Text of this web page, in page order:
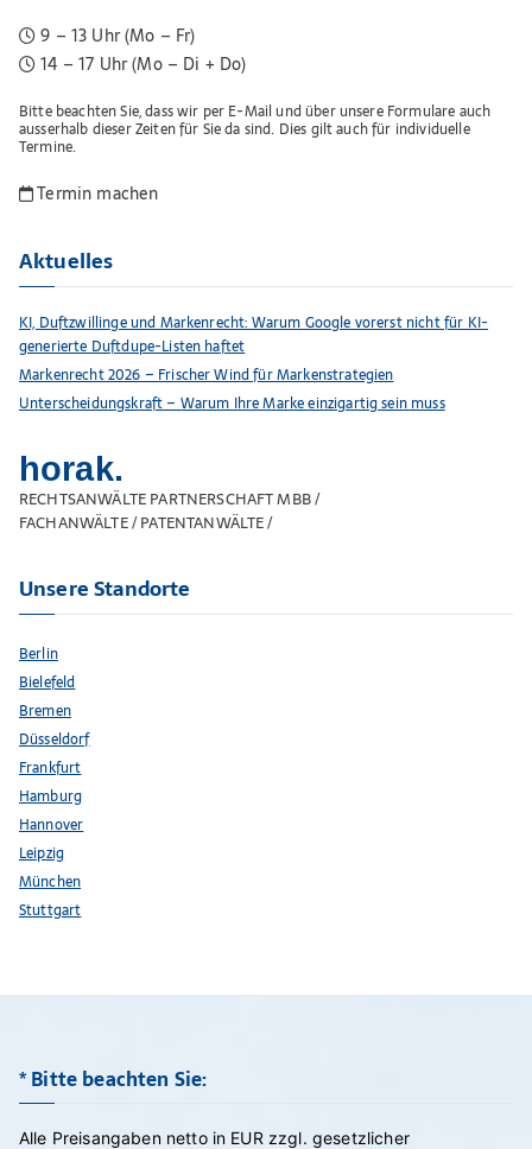
9 – 13 Uhr (Mo – Fr)
14 – 17 Uhr (Mo – Di + Do)
Bitte beachten Sie, dass wir per E-Mail und über unsere Formulare auch
ausserhalb dieser Zeiten für Sie da sind. Dies gilt auch für individuelle
Termine.
Termin machen
Aktuelles
KI, Duftzwillinge und Markenrecht: Warum Google vorerst nicht für KI-
generierte Duftdupe-Listen haftet
Markenrecht 2026 – Frischer Wind für Markenstrategien
Unterscheidungskraft – Warum Ihre Marke einzigartig sein muss
horak.
RECHTSANWÄLTE PARTNERSCHAFT MBB /
FACHANWÄLTE / PATENTANWÄLTE /
Unsere Standorte
Berlin
Bielefeld
Bremen
Düsseldorf
Frankfurt
Hamburg
Hannover
Leipzig
München
Stuttgart
* Bitte beachten Sie:
Alle Preisangaben netto in EUR zzgl. gesetzlicher